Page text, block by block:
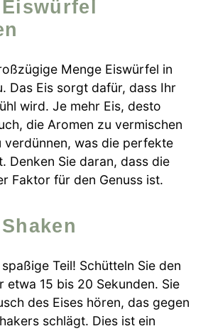
Menge Eiswürfel in
Das Eis sorgt dafür, dass Ihr
wird. Je mehr Eis, desto
die Aromen zu vermischen
verdünnen, was die perfekte
Denken Sie daran, dass die
Faktor für den Genuss ist.
Teil! Schütteln Sie den
etwa 15 bis 20 Sekunden. Sie
des Eises hören, das gegen
schlägt. Dies ist ein